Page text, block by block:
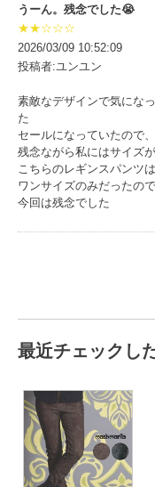
うーん。残念でした😭
★★☆☆☆
2026/03/09 10:52:09
投稿者:ユンユン
素敵なデザインで気にな
た
セールになっていたので
残念ながら私にはサイズ
こちらのレギンスパンツ
ワンサイズのみだったの
今回は残念でした
最近チェックし